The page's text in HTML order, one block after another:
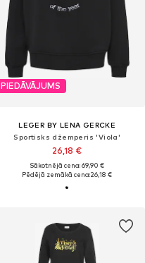
PIEDĀVĀJUMS
LEGER BY LENA GERCKE
Sportisks džemperis 'Viola'
26,18 €
Sākotnējā cena: 69,90 €
Pēdējā zemākā cena:26,18 €